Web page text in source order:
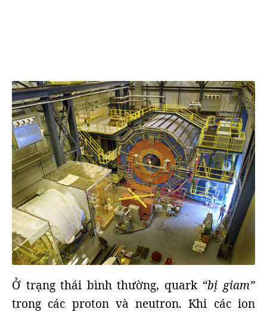
Ở trạng thái bình thường, quark “bị giam”
trong các proton và neutron. Khi các ion